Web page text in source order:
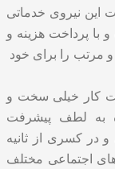
این نیروی خدماتی
با پرداخت هزینه و
مرتب را برای خود
کار خیلی سخت و
به لطف پیشرفت
و در کسری از ثانیه
اجتماعی مختلف